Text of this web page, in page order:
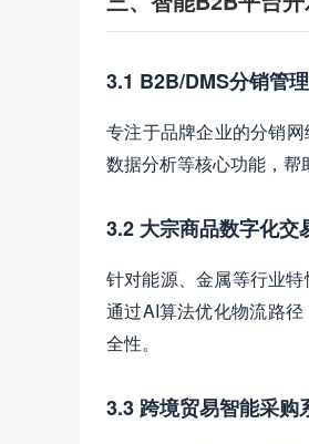
3.1 B2B/DMS分销管
专注于品牌企业的分销
数据分析等核心功能，帮
3.2 大宗商品数字化交
针对能源、金属等行业
通过AI算法优化物流路
全性。
3.3 跨境贸易智能采购